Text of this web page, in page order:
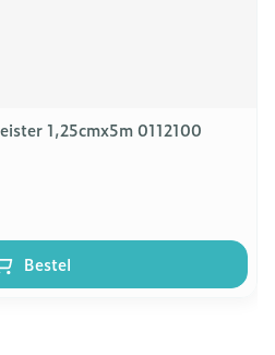
1,25cmx5m 0112100
Bestel